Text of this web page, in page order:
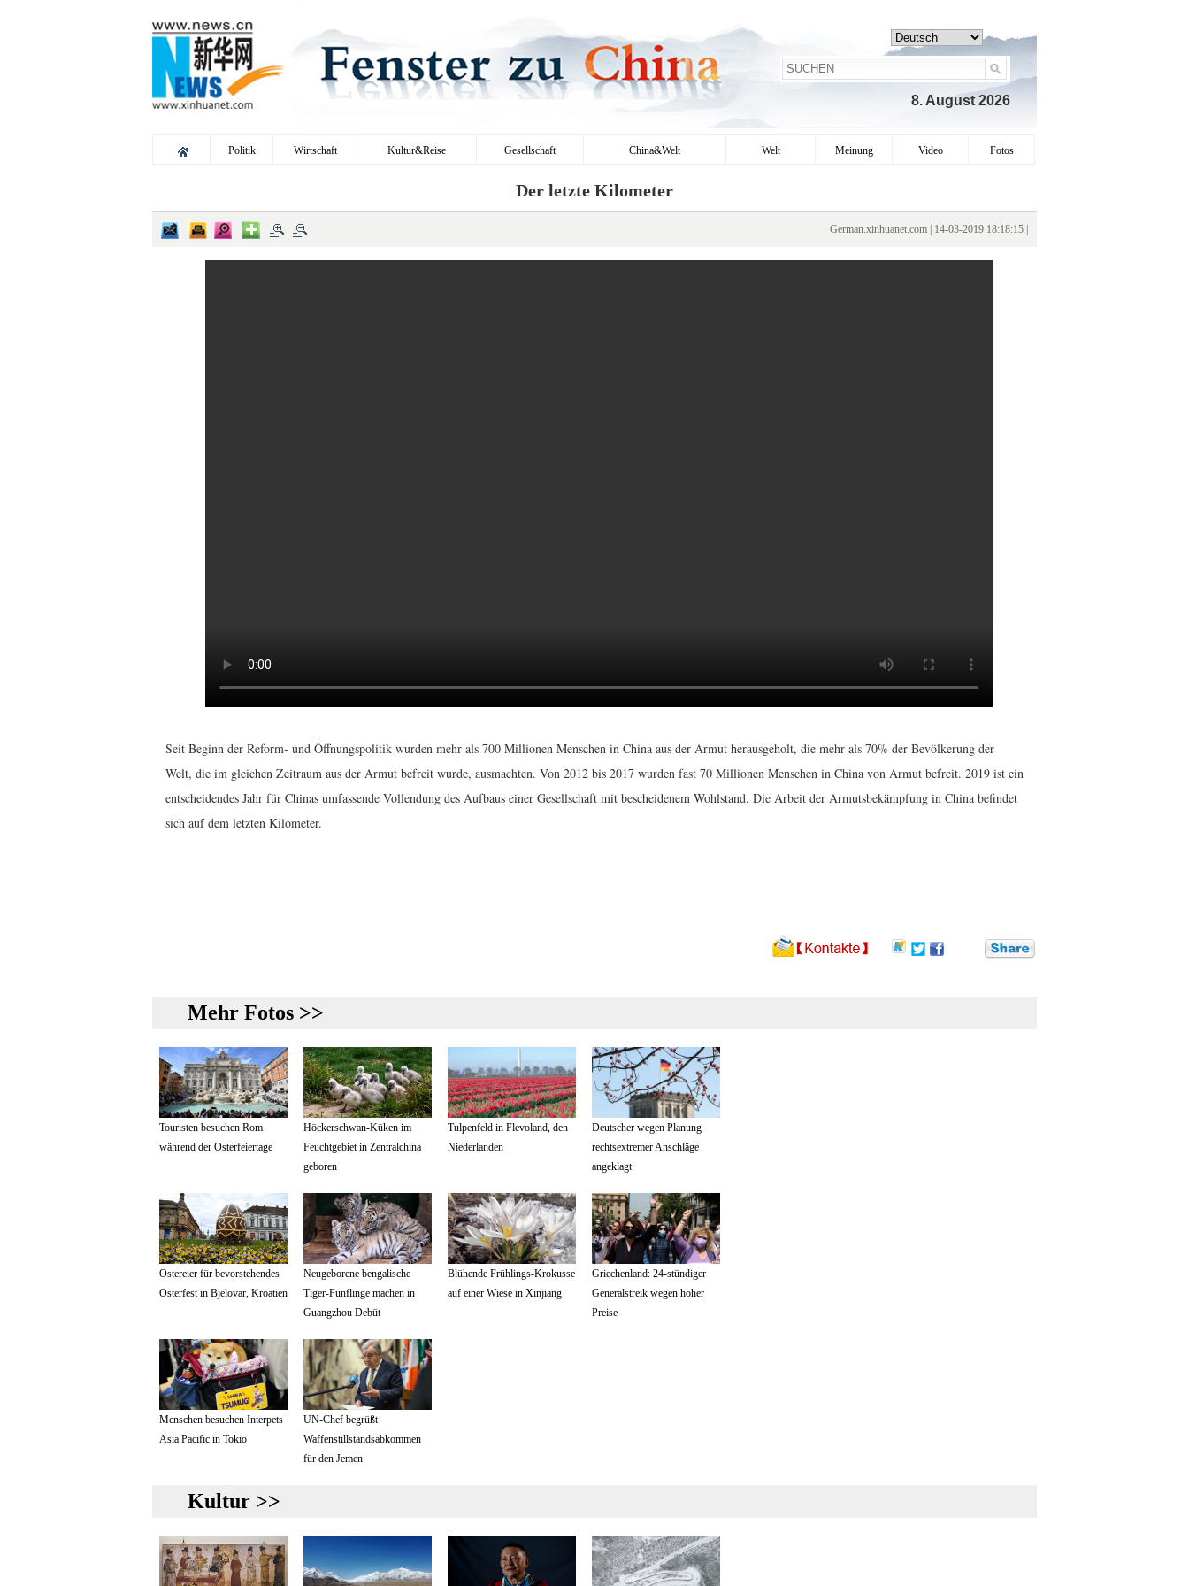
8. August 2026
Politik Wirtschaft Kultur&Reise Gesellschaft China&Welt Welt Meinung Video Fotos
Der letzte Kilometer
German.xinhuanet.com | 14-03-2019 18:18:15 |
Seit Beginn der Reform- und Öffnungspolitik wurden mehr als 700 Millionen Menschen in China aus der Armut herausgeholt, die mehr als 70% der Bevölkerung der
Welt, die im gleichen Zeitraum aus der Armut befreit wurde, ausmachten. Von 2012 bis 2017 wurden fast 70 Millionen Menschen in China von Armut befreit. 2019 ist ein
entscheidendes Jahr für Chinas umfassende Vollendung des Aufbaus einer Gesellschaft mit bescheidenem Wohlstand. Die Arbeit der Armutsbekämpfung in China befindet
sich auf dem letzten Kilometer.